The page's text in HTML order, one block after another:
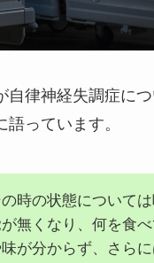
自律神経失調症に
っています。
時の状態について
無くなり、何を食
が分からず、さらに